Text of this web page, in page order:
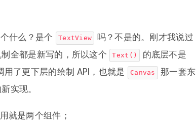
什么？是个 TextView
吗？不是的。刚才我说过
全都是新写的，所以这个
Text() 的底层不是
了更下层的绘制 API，也就是 Canvas
那一套东
实现。
就是两个组件；